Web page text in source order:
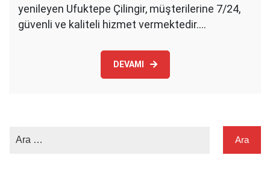
yenileyen Ufuktepe Çilingir, müşterilerine 7/24,
güvenli ve kaliteli hizmet vermektedir.…
DEVAMI